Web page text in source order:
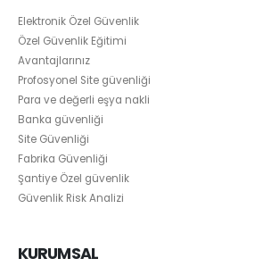
Elektronik Özel Güvenlik
Özel Güvenlik Eğitimi
Avantajlarınız
Profosyonel Site güvenliği
Para ve değerli eşya nakli
Banka güvenliği
Site Güvenliği
Fabrika Güvenliği
Şantiye Özel güvenlik
Güvenlik Risk Analizi
KURUMSAL